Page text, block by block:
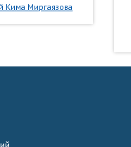
Кима Миргаязова